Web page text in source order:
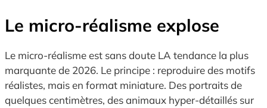
Le micro-réalisme explose
Le micro-réalisme est sans doute LA tendance la plus
marquante de 2026. Le principe : reproduire des motifs
réalistes, mais en format miniature. Des portraits de
quelques centimètres, des animaux hyper-détaillés sur